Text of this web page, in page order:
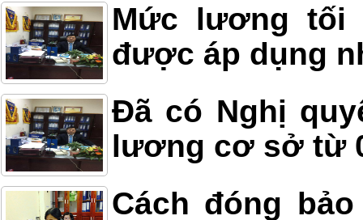
Mức lương tối
được áp dụng
Đã có Nghị
lương cơ sở từ
Cách đóng